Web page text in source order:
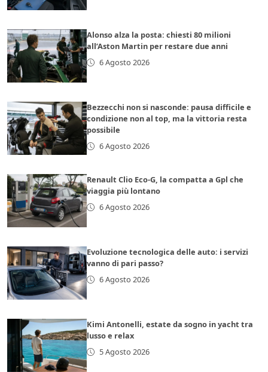
Alonso alza la posta: chiesti 80 milioni
all’Aston Martin per restare due anni
6 Agosto 2026
Bezzecchi non si nasconde: pausa difficile e
condizione non al top, ma la vittoria resta
possibile
6 Agosto 2026
Renault Clio Eco-G, la compatta a Gpl che
viaggia più lontano
6 Agosto 2026
Evoluzione tecnologica delle auto: i servizi
vanno di pari passo?
6 Agosto 2026
Kimi Antonelli, estate da sogno in yacht tra
lusso e relax
5 Agosto 2026